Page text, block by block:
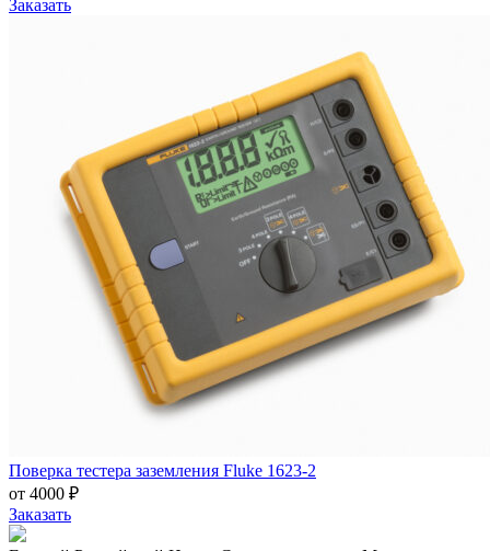
Заказать
Поверка тестера заземления Fluke 1623-2
от 4000 ₽
Заказать